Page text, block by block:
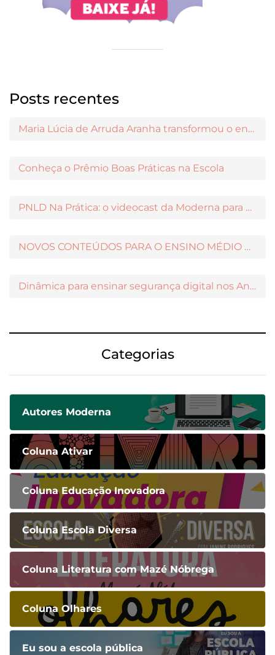
Posts recentes
Maria Lúcia de Arruda Aranha transformou o ensino de Filosofia no Brasil
Conheça o Prêmio Boas Práticas na Escola
PNLD Na Prática: o videocast da Moderna para apoiar a escolha das obras aprovadas
NOVOS CONTEÚDOS PARA O ENSINO MÉDIO DISPONÍVEIS NO MODERNAMIGOS
Dinâmica para ensinar segurança digital nos Anos Iniciais
Categorias
Autores Moderna
Coluna Ativar
Coluna Educação Inovadora
Coluna Escola Diversa
Coluna Literatura com Mazé Nóbrega
Coluna Olhares
Eu sou a escola pública